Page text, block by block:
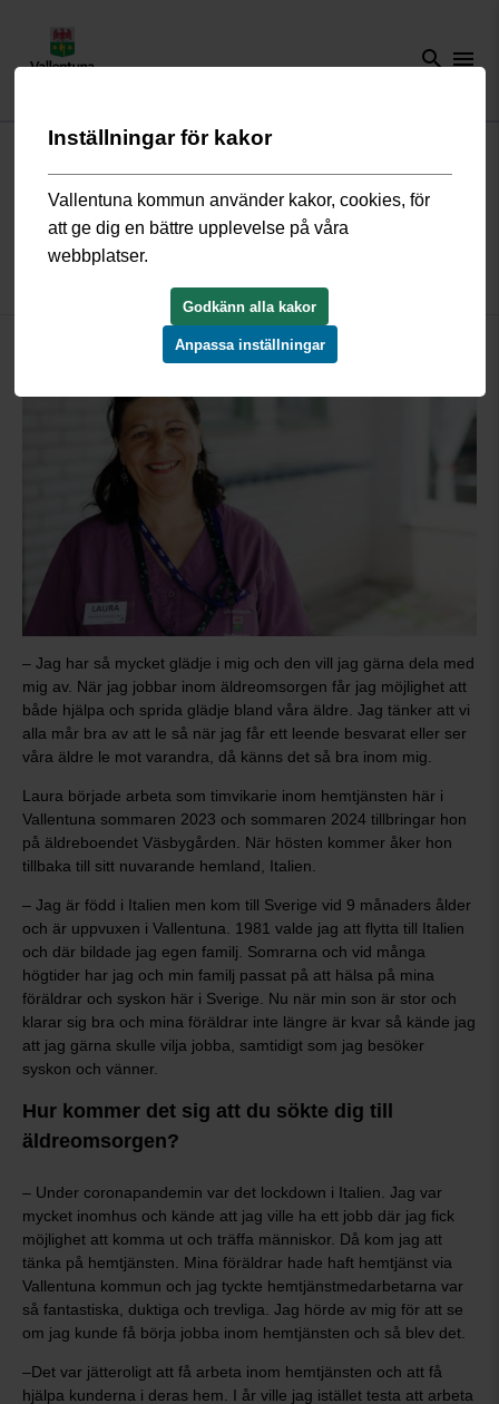
search menu
Start/Näringsliv och arbete/ Arbeta hos oss
Möt Laura, sommarvikarie på
äldreboendet Väsbygården
– Jag har så mycket glädje i mig och den vill jag gärna dela med
mig av. När jag jobbar inom äldreomsorgen får jag möjlighet att
både hjälpa och sprida glädje bland våra äldre. Jag tänker att vi
alla mår bra av att le så när jag får ett leende besvarat eller ser
våra äldre le mot varandra, då känns det så bra inom mig.
Laura började arbeta som timvikarie inom hemtjänsten här i
Vallentuna sommaren 2023 och sommaren 2024 tillbringar hon
på äldreboendet Väsbygården. När hösten kommer åker hon
tillbaka till sitt nuvarande hemland, Italien.
– Jag är född i Italien men kom till Sverige vid 9 månaders ålder
och är uppvuxen i Vallentuna. 1981 valde jag att flytta till Italien
och där bildade jag egen familj. Somrarna och vid många
högtider har jag och min familj passat på att hälsa på mina
föräldrar och syskon här i Sverige. Nu när min son är stor och
klarar sig bra och mina föräldrar inte längre är kvar så kände jag
att jag gärna skulle vilja jobba, samtidigt som jag besöker
syskon och vänner.
Hur kommer det sig att du sökte dig till
äldreomsorgen?
– Under coronapandemin var det lockdown i Italien. Jag var
mycket inomhus och kände att jag ville ha ett jobb där jag fick
möjlighet att komma ut och träffa människor. Då kom jag att
tänka på hemtjänsten. Mina föräldrar hade haft hemtjänst via
Vallentuna kommun och jag tyckte hemtjänstmedarbetarna var
så fantastiska, duktiga och trevliga. Jag hörde av mig för att se
om jag kunde få börja jobba inom hemtjänsten och så blev det.
–Det var jätteroligt att få arbeta inom hemtjänsten och att få
hjälpa kunderna i deras hem. I år ville jag istället testa att arbeta
Inställningar för kakor
Vallentuna kommun använder kakor, cookies, för
att ge dig en bättre upplevelse på våra
webbplatser.
Godkänn alla kakor
Anpassa inställningar